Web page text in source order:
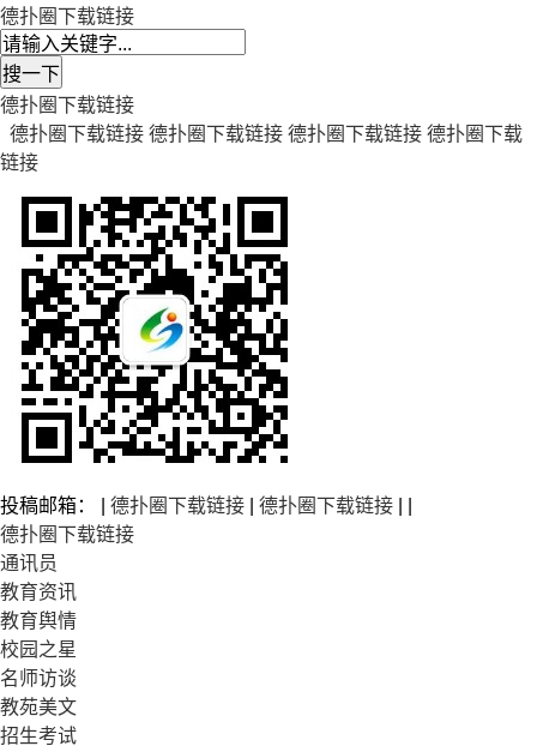
德扑圈下载链接
德扑圈下载链接
德扑圈下载链接 德扑圈下载链接 德扑圈下载链接 德扑圈下载
链接
投稿邮箱： | 德扑圈下载链接 德扑圈下载链接
德扑圈下载链接
通讯员
教育资讯
教育舆情
校园之星
名师访谈
教苑美文
招生考试